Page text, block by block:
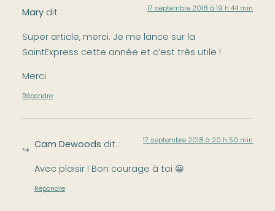
Mary dit : 17 septembre 2018 à 19 h 44 min
Super article, merci. Je me lance sur la
SaintExpress cette année et c’est très utile !
Merci
Répondre
Cam Dewoods dit : 17 septembre 2018 à 20 h 50 min
Avec plaisir ! Bon courage à toi 😀
Répondre